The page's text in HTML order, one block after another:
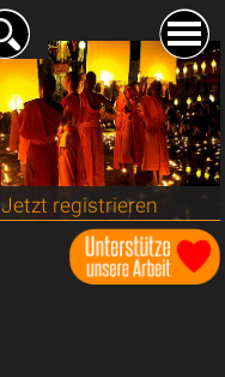
Jetzt registrieren